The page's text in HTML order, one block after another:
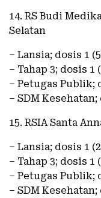
14. RS Budi
Selatan
– Lansia; dosis 1
– Tahap 3; dosis 1
– Petugas Publik;
– SDM
15. RSIA Santa
– Lansia; dosis 1
– Tahap 3; dosis 1
– Petugas Publik;
– SDM